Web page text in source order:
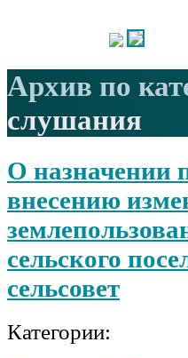
Архив по
слушания
О назначении
внесению
сельского
сельсовет
Категории: